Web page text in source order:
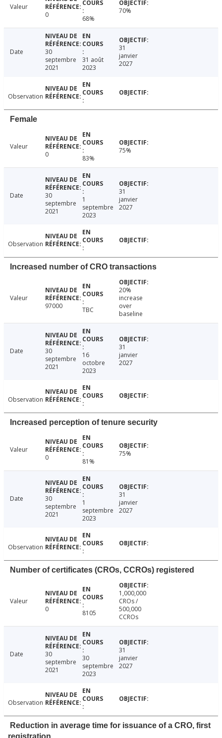
Valeur
0
68%
70%
Date
30
septembre
2021
31 août
2023
31
janvier
2027
Observation
Female
Valeur
0
83%
75%
Date
30
septembre
2021
1
septembre
2023
31
janvier
2027
Observation
Increased number of CRO transactions
Valeur
97000
TBC
20%
increase
over
baseline
Date
30
septembre
2021
16
octobre
2023
31
janvier
2027
Observation
Increased perception of tenure security
Valeur
0
81%
75%
Date
30
septembre
2021
1
septembre
2023
31
janvier
2027
Observation
Number of certificates (CROs, CCROs) registered
Valeur
0
8105
1,000,000
CROs /
500,000
CCROs
Date
30
septembre
2021
30
septembre
2023
31
janvier
2027
Observation
Reduction in average time for issuance of a CRO, first